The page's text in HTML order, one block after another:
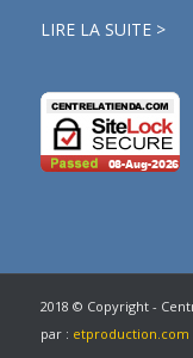
LIRE LA SUITE >
2018 © Copyright -
par : etproduction.com